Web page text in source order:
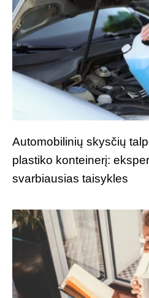
Automobilinių skysčių
plastiko konteinerį:
svarbiausias taisykles